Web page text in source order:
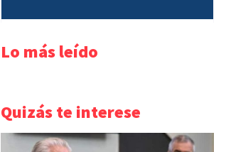
Lo más leído
Quizás te interese